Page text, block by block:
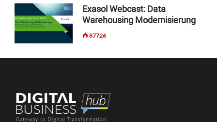
Exasol Webcast: Data
Warehousing Modernisierung
87726